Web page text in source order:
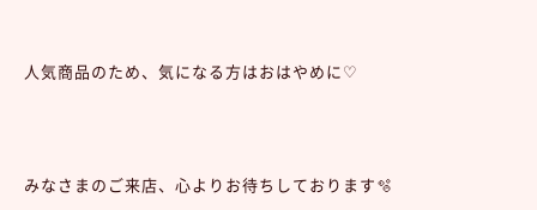
人気商品のため、気になる方はおはやめに♡
みなさまのご来店、心よりお待ちしております🫧